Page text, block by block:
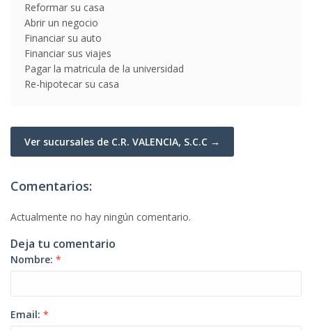
Reformar su casa
Abrir un negocio
Financiar su auto
Financiar sus viajes
Pagar la matricula de la universidad
Re-hipotecar su casa
Ver sucursales de C.R. VALENCIA, S.C.C →
Comentarios:
Actualmente no hay ningún comentario.
Deja tu comentario
Nombre: *
Email: *